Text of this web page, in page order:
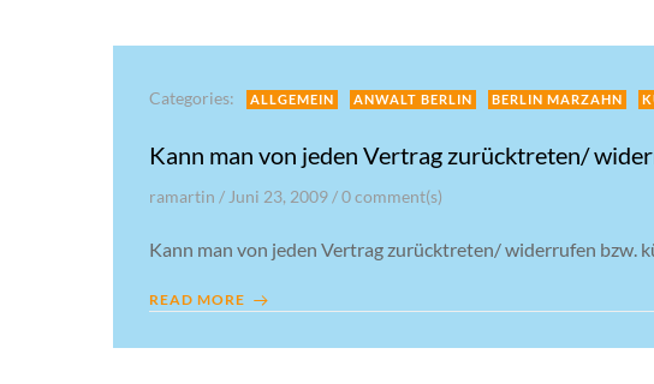
Categories: ALLGEMEIN ANWALT BERLIN BERLIN MARZAHN
Kann man von jeden Vertrag zurücktreten/
ramartin / Juni 23, 2009 /0comment(s)
Kann man von jeden Vertrag zurücktreten/ widerrufen bzw.
READ MORE